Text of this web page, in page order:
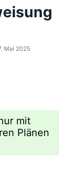
Mai 2025
mit
Plänen